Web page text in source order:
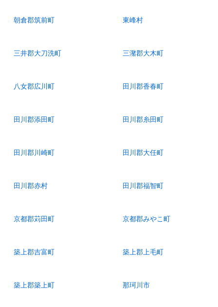
朝倉郡筑前町 東峰村
三井郡大刀洗町 三潴郡大木町
八女郡広川町 田川郡香春町
田川郡添田町 田川郡糸田町
田川郡川崎町 田川郡大任町
田川郡赤村 田川郡福智町
京都郡苅田町 京都郡みやこ町
築上郡吉富町 築上郡上毛町
築上郡築上町 那珂川市